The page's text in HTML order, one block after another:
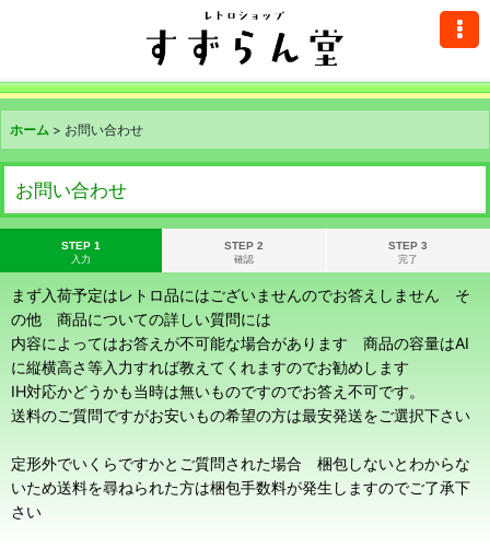
ホーム > お問い合わせ
お問い合わせ
STEP 1
入力
STEP 2
確認
STEP 3
完了
まず入荷予定はレトロ品にはございませんのでお答えしません そ
の他 商品についての詳しい質問には
内容によってはお答えが不可能な場合があります 商品の容量はAI
に縦横高さ等入力すれば教えてくれますのでお勧めします
IH対応かどうかも当時は無いものですのでお答え不可です。
送料のご質問ですがお安いもの希望の方は最安発送をご選択下さい
定形外でいくらですかとご質問された場合 梱包しないとわからな
いため送料を尋ねられた方は梱包手数料が発生しますのでご了承下
さい